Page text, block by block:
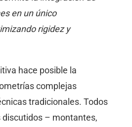
en un único
rigidez y
hace posible la
complejas
tradicionales. Todos
– montantes,